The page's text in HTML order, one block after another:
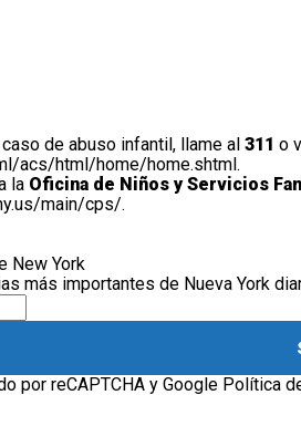
de abuso infantil, llame al 311 o
acs/html/home/home.shtml.
la Oficina de Niños y Servicios
main/cps/.
New York
más importantes de Nueva York
por reCAPTCHA y Google Política